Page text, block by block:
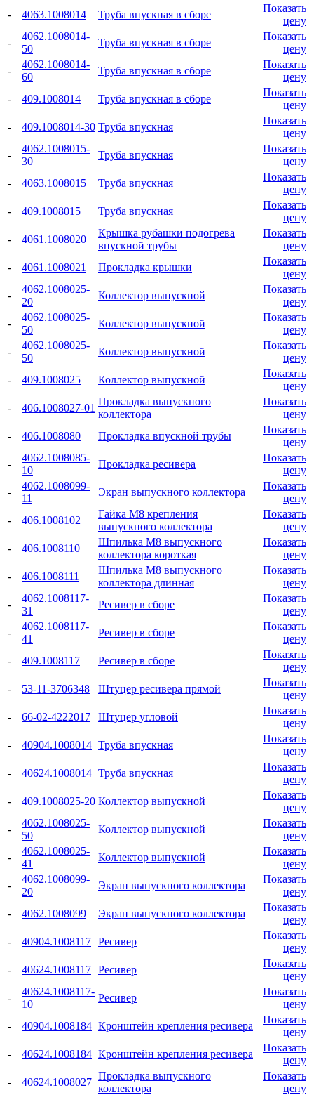
- 4063.1008014 Труба впускная в сборе
Показать
цену
-
4062.1008014-
50
Труба впускная в сборе
Показать
цену
-
4062.1008014-
60
Труба впускная в сборе
Показать
цену
-
409.1008014 Труба впускная в сборе
Показать
цену
-
409.1008014-30 Труба впускная
Показать
цену
-
4062.1008015-
30
Труба впускная
Показать
цену
-
4063.1008015 Труба впускная
Показать
цену
-
409.1008015 Труба впускная
Показать
цену
-
4061.1008020
Крышка рубашки подогрева
впускной трубы
Показать
цену
-
4061.1008021 Прокладка крышки
Показать
цену
-
4062.1008025-
20
Коллектор выпускной
Показать
цену
-
4062.1008025-
50
Коллектор выпускной
Показать
цену
-
4062.1008025-
50
Коллектор выпускной
Показать
цену
-
409.1008025 Коллектор выпускной
Показать
цену
-
406.1008027-01
Прокладка выпускного
коллектора
Показать
цену
-
406.1008080 Прокладка впускной трубы
Показать
цену
-
4062.1008085-
10
Прокладка ресивера
Показать
цену
-
4062.1008099-
11
Экран выпускного коллектора
Показать
цену
-
406.1008102
Гайка М8 крепления
выпускного коллектора
Показать
цену
-
406.1008110
Шпилька М8 выпускного
коллектора короткая
Показать
цену
-
406.1008111
Шпилька М8 выпускного
коллектора длинная
Показать
цену
-
4062.1008117-
31
Ресивер в сборе
Показать
цену
-
4062.1008117-
41
Ресивер в сборе
Показать
цену
-
409.1008117 Ресивер в сборе
Показать
цену
-
53-11-3706348 Штуцер ресивера прямой
Показать
цену
-
66-02-4222017 Штуцер угловой
Показать
цену
-
40904.1008014 Труба впускная
Показать
цену
-
40624.1008014 Труба впускная
Показать
цену
-
409.1008025-20 Коллектор выпускной
Показать
цену
-
4062.1008025-
50
Коллектор выпускной
Показать
цену
-
4062.1008025-
41
Коллектор выпускной
Показать
цену
-
4062.1008099-
20
Экран выпускного коллектора
Показать
цену
-
4062.1008099 Экран выпускного коллектора
Показать
цену
-
40904.1008117 Ресивер
Показать
цену
-
40624.1008117 Ресивер
Показать
цену
-
40624.1008117-
10
Ресивер
Показать
цену
-
40904.1008184 Кронштейн крепления ресивера
Показать
цену
-
40624.1008184 Кронштейн крепления ресивера
Показать
цену
-
40624.1008027
Прокладка выпускного
коллектора
Показать
цену